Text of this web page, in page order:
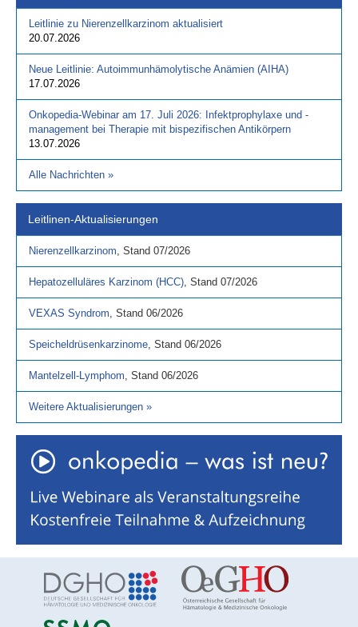
Leitlinie zu Nierenzellkarzinom aktualisiert
20.07.2026
Neue Leitlinie: Autoimmunhämolytische Anämien (AIHA)
17.07.2026
Onkopedia-Webinar am 17. Juli 2026: Infektprophylaxe und -
management bei Therapie mit bispezifischen Antikörpern
13.07.2026
Alle Nachrichten »
Leitlinen-Aktualisierungen
Nierenzellkarzinom, Stand 07/2026
Hepatozelluläres Karzinom (HCC), Stand 07/2026
VEXAS Syndrom, Stand 06/2026
Speicheldrüsenkarzinome, Stand 06/2026
Mantelzell-Lymphom, Stand 06/2026
Weitere Aktualisierungen »